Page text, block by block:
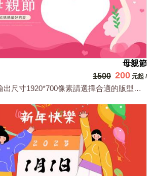
母親節
1500 200 元起 /
最大輸出尺寸1920*700像素請選擇合適的版型，文字或相關商品圖須由買方提供文...